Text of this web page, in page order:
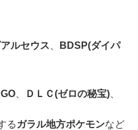
ルセウス
BDSP(ダイパ
ＤＬＣ(ゼロの秘宝)
る ガラル地方ポケモンなど